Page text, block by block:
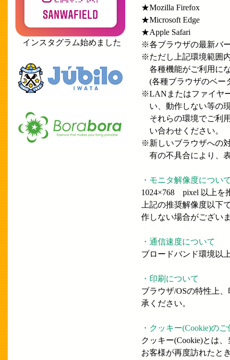
★Mozilla Firefox
★Microsoft Edge
★Apple Safari
※各ブラウザの最新バ
※ただし上記環境範囲
各種機能がご利用に
(各種ブラウザのベー
※LANまたはファイヤ
い、動作しない等の
それらの環境でご利
い合わせください。
※新しいブラウザへの
有の不具合により、
・モニタ解像度につい
1024×768 pixel 以上を
上記の推奨解像度以下
作しない場合がござい
・通信速度について
ブロードバンド環境以
・印刷について
ブラウザ/OSの特性上
承ください。
・クッキー(Cookie)の
クッキー(Cookie)とは
お客様が再度訪れたと
インスタグラム始めました